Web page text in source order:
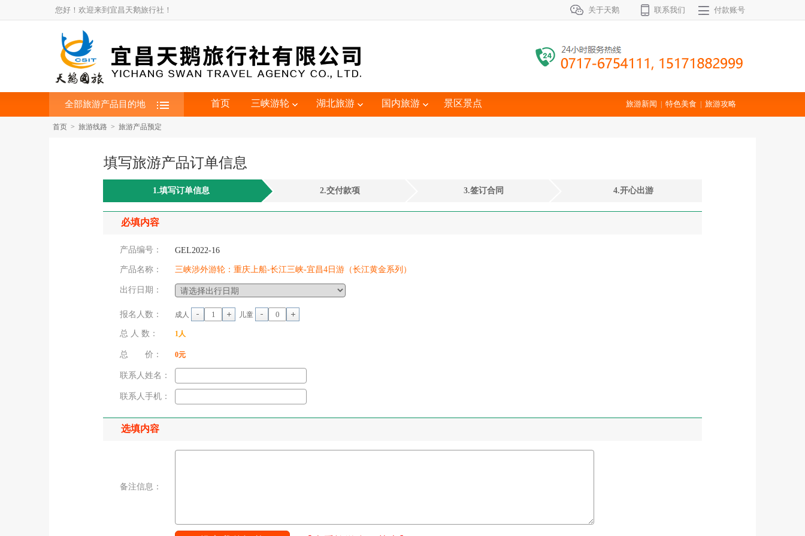
您好！欢迎来到宜昌天鹅旅行社！ 关于天鹅 联系我们 付款账号
全部旅游产品目的地 首页 三峡游轮 湖北旅游 国内旅游 景区景点 旅游新闻 特色美食 旅游攻略
首页 > 旅游线路 > 旅游产品预定
填写旅游产品订单信息
1.填写订单信息 2.交付款项 3.签订合同 4.开心出游
必填内容
产品编号： GEL2022-16
产品名称： 三峡涉外游轮：重庆上船-长江三峡-宜昌4日游（长江黄金系列）
出行日期：
报名人数： 成人 儿童
总 人 数： 1人
总 价： 0元
联系人姓名：
联系人手机：
选填内容
备注信息：